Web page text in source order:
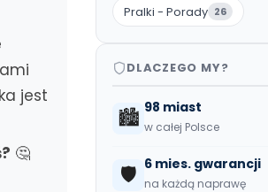
jest
🤔
Pralki - Porady 26
DLACZEGO MY?
🏙️ 98 miast
w całej Polsce
🛡️ 6 mies. gwarancji
na każdą naprawę